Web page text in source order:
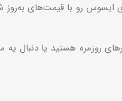
رو با قیمت‌های
روزمره هستید یا دنبال